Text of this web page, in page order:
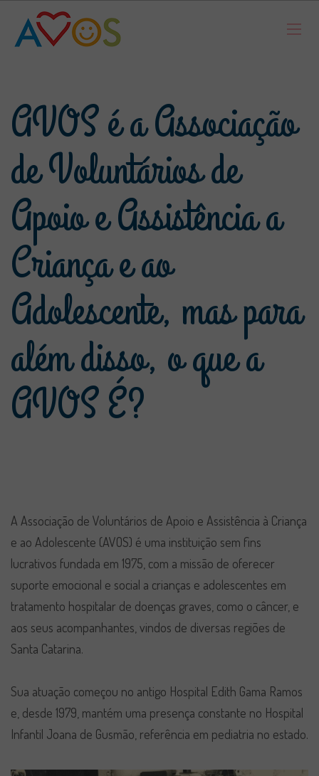
AVOS é a Associação
de Voluntários de
Apoio e Assistência a
Criança e ao
Adolescente, mas para
além disso, o que a
AVOS É?
A Associação de Voluntários de Apoio e Assistência à Criança
e ao Adolescente (AVOS) é uma instituição sem fins
lucrativos fundada em 1975, com a missão de oferecer
suporte emocional e social a crianças e adolescentes em
tratamento hospitalar de doenças graves, como o câncer, e
aos seus acompanhantes, vindos de diversas regiões de
Santa Catarina.
Sua atuação começou no antigo Hospital Edith Gama Ramos
e, desde 1979, mantém uma presença constante no Hospital
Infantil Joana de Gusmão, referência em pediatria no estado.